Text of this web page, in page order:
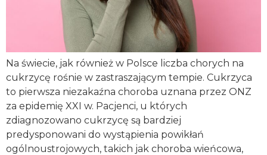
Na świecie, jak również w Polsce liczba chorych na
cukrzycę rośnie w zastraszającym tempie. Cukrzyca
to pierwsza niezakaźna choroba uznana przez ONZ
za epidemię XXI w. Pacjenci, u których
zdiagnozowano cukrzycę są bardziej
predysponowani do wystąpienia powikłań
ogólnoustrojowych, takich jak choroba wieńcowa,